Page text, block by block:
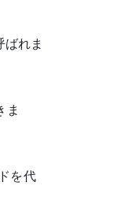
れま
ま
を代